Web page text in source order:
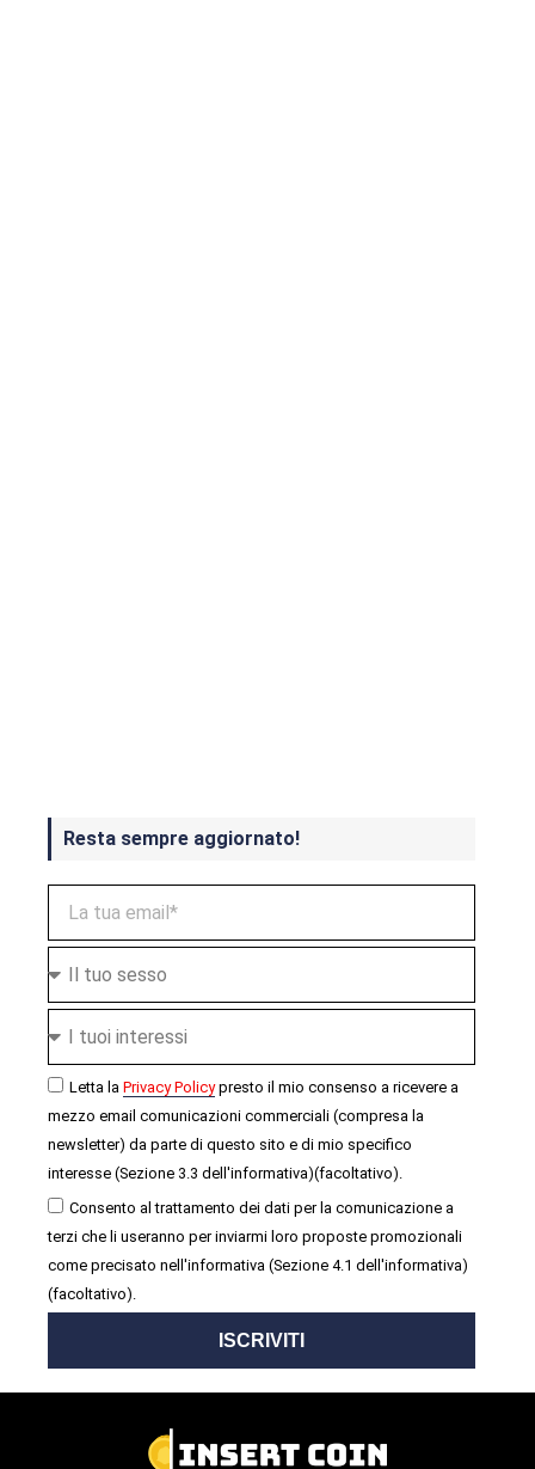
Resta sempre aggiornato!
Letta la Privacy Policypresto il mio consenso a ricevere a
mezzo email comunicazioni commerciali (compresa la
newsletter) da parte di questo sito e di mio specifico
interesse (Sezione 3.3 dell'informativa)(facoltativo).
Consento al trattamento dei dati per la comunicazione a
terzi che li useranno per inviarmi loro proposte promozionali
come precisato nell'informativa (Sezione 4.1 dell'informativa)
(facoltativo).
ISCRIVITI